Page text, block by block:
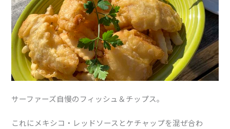
サーファーズ自慢のフィッシュ＆チップス。
これにメキシコ・レッドソースとケチャップを混ぜ合わ